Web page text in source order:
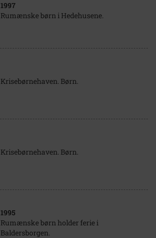
1997
Rumænske børn i Hedehusene.
Krisebørnehaven. Børn.
Krisebørnehaven. Børn.
1995
Rumænske børn holder ferie i
Baldersborgen.